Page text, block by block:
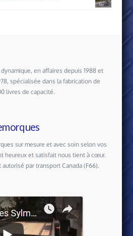
en affaires depuis 1988 et
spécialisée dans la fabrication de
livres de capacité.
sur mesure et avec soin selon vos
heureux et satisfait nous tient à cœur.
par transport Canada (F66).